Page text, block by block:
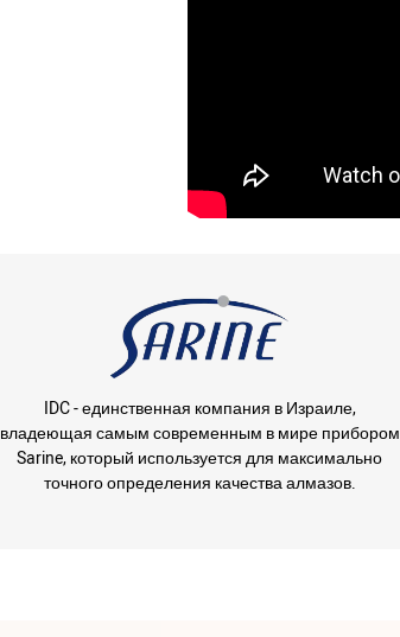
IDC - единственная компания в Израиле,
владеющая самым современным в мире прибором
Sarine, который используется для максимально
точного определения качества алмазов.